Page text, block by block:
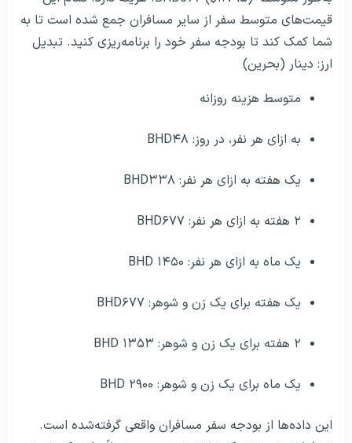
قیمت‌های متوسط ​​سفر از سایر مسافران جمع شده است تا به
شما کمک کند تا بودجه سفر خود را برنامه‌ریزی کنید. تبدیل
ارز: دینار (بحرین)
متوسط ​​هزینه روزانه
به ازای هر نفر، در روز: BHD۴۸
یک هفته به ازای هر نفر: BHD۳۳۸
۲ هفته به ازای هر نفر: BHD۶۷۷
یک ماه به ازای هر نفر: ۱۴۵۰ BHD
یک هفته برای یک زن و شوهر: BHD۶۷۷
۲ هفته برای یک زن و شوهر: ۱۳۵۳ BHD
یک ماه برای یک زن و شوهر: ۲۹۰۰ BHD
این داده‌ها از بودجه سفر مسافران واقعی گرفته‌شده است.